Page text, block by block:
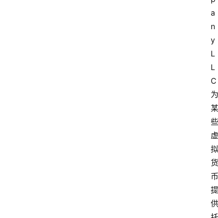
a
n
y
L
L
C
为
某
些
虚
拟
货
币
提
供